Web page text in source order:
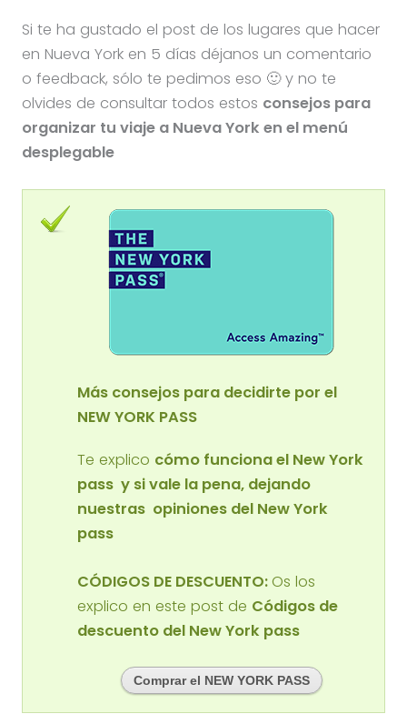
Si te ha gustado el post de los lugares que hacer
en Nueva York en 5 días déjanos un comentario
o feedback, sólo te pedimos eso 🙂 y no te
olvides de consultar todos estos consejos para
organizar tu viaje a Nueva York en el menú
desplegable
Más consejos para decidirte por el
NEW YORK PASS
Te explico cómo funciona el New York
passy si vale la pena, dejando
nuestras opiniones del New York
pass
CÓDIGOS DE DESCUENTO:Os los
explico en este post de Códigos de
descuento del New York pass
Comprar el NEW YORK PASS